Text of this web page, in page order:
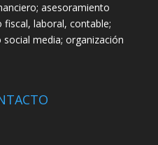
asesoramiento
laboral, contable;
media; organización